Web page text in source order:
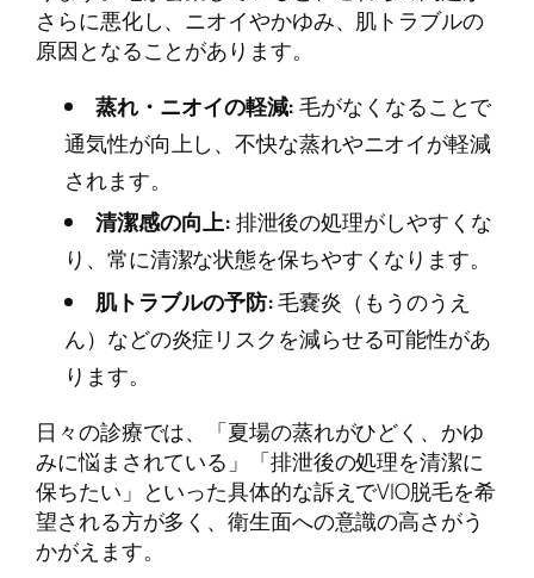
さらに悪化し、ニオイやかゆみ、肌トラブルの
原因となることがあります。
蒸れ・ニオイの軽減:毛がなくなることで
通気性が向上し、不快な蒸れやニオイが軽減
されます。
清潔感の向上:排泄後の処理がしやすくな
り、常に清潔な状態を保ちやすくなります。
肌トラブルの予防:毛嚢炎（もうのうえ
ん）などの炎症リスクを減らせる可能性があ
ります。
日々の診療では、「夏場の蒸れがひどく、かゆ
みに悩まされている」「排泄後の処理を清潔に
保ちたい」といった具体的な訴えでVIO脱毛を希
望される方が多く、衛生面への意識の高さがう
かがえます。